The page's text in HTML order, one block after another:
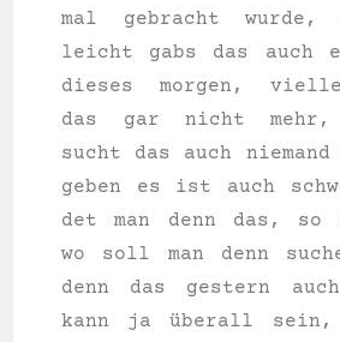
mal gebracht
leicht gabs das auch
die­ses mor­gen,
das gar nicht
sucht das auch
ge­ben es ist auch
det man denn das, so
wo soll man denn
denn das ges­tern
kann ja überall sein,